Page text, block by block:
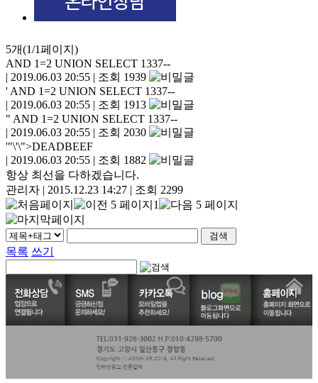
5개(1/1페이지)
AND 1=2 UNION SELECT 1337--
| 2019.06.03 20:55 | 조회 1939
' AND 1=2 UNION SELECT 1337--
| 2019.06.03 20:55 | 조회 1913
" AND 1=2 UNION SELECT 1337--
| 2019.06.03 20:55 | 조회 2030
'"\'\">DEADBEEF
| 2019.06.03 20:55 | 조회 1882
항상 최선을 다하겠습니다.
관리자 | 2015.12.23 14:27 | 조회 2299
1
목록 쓰기